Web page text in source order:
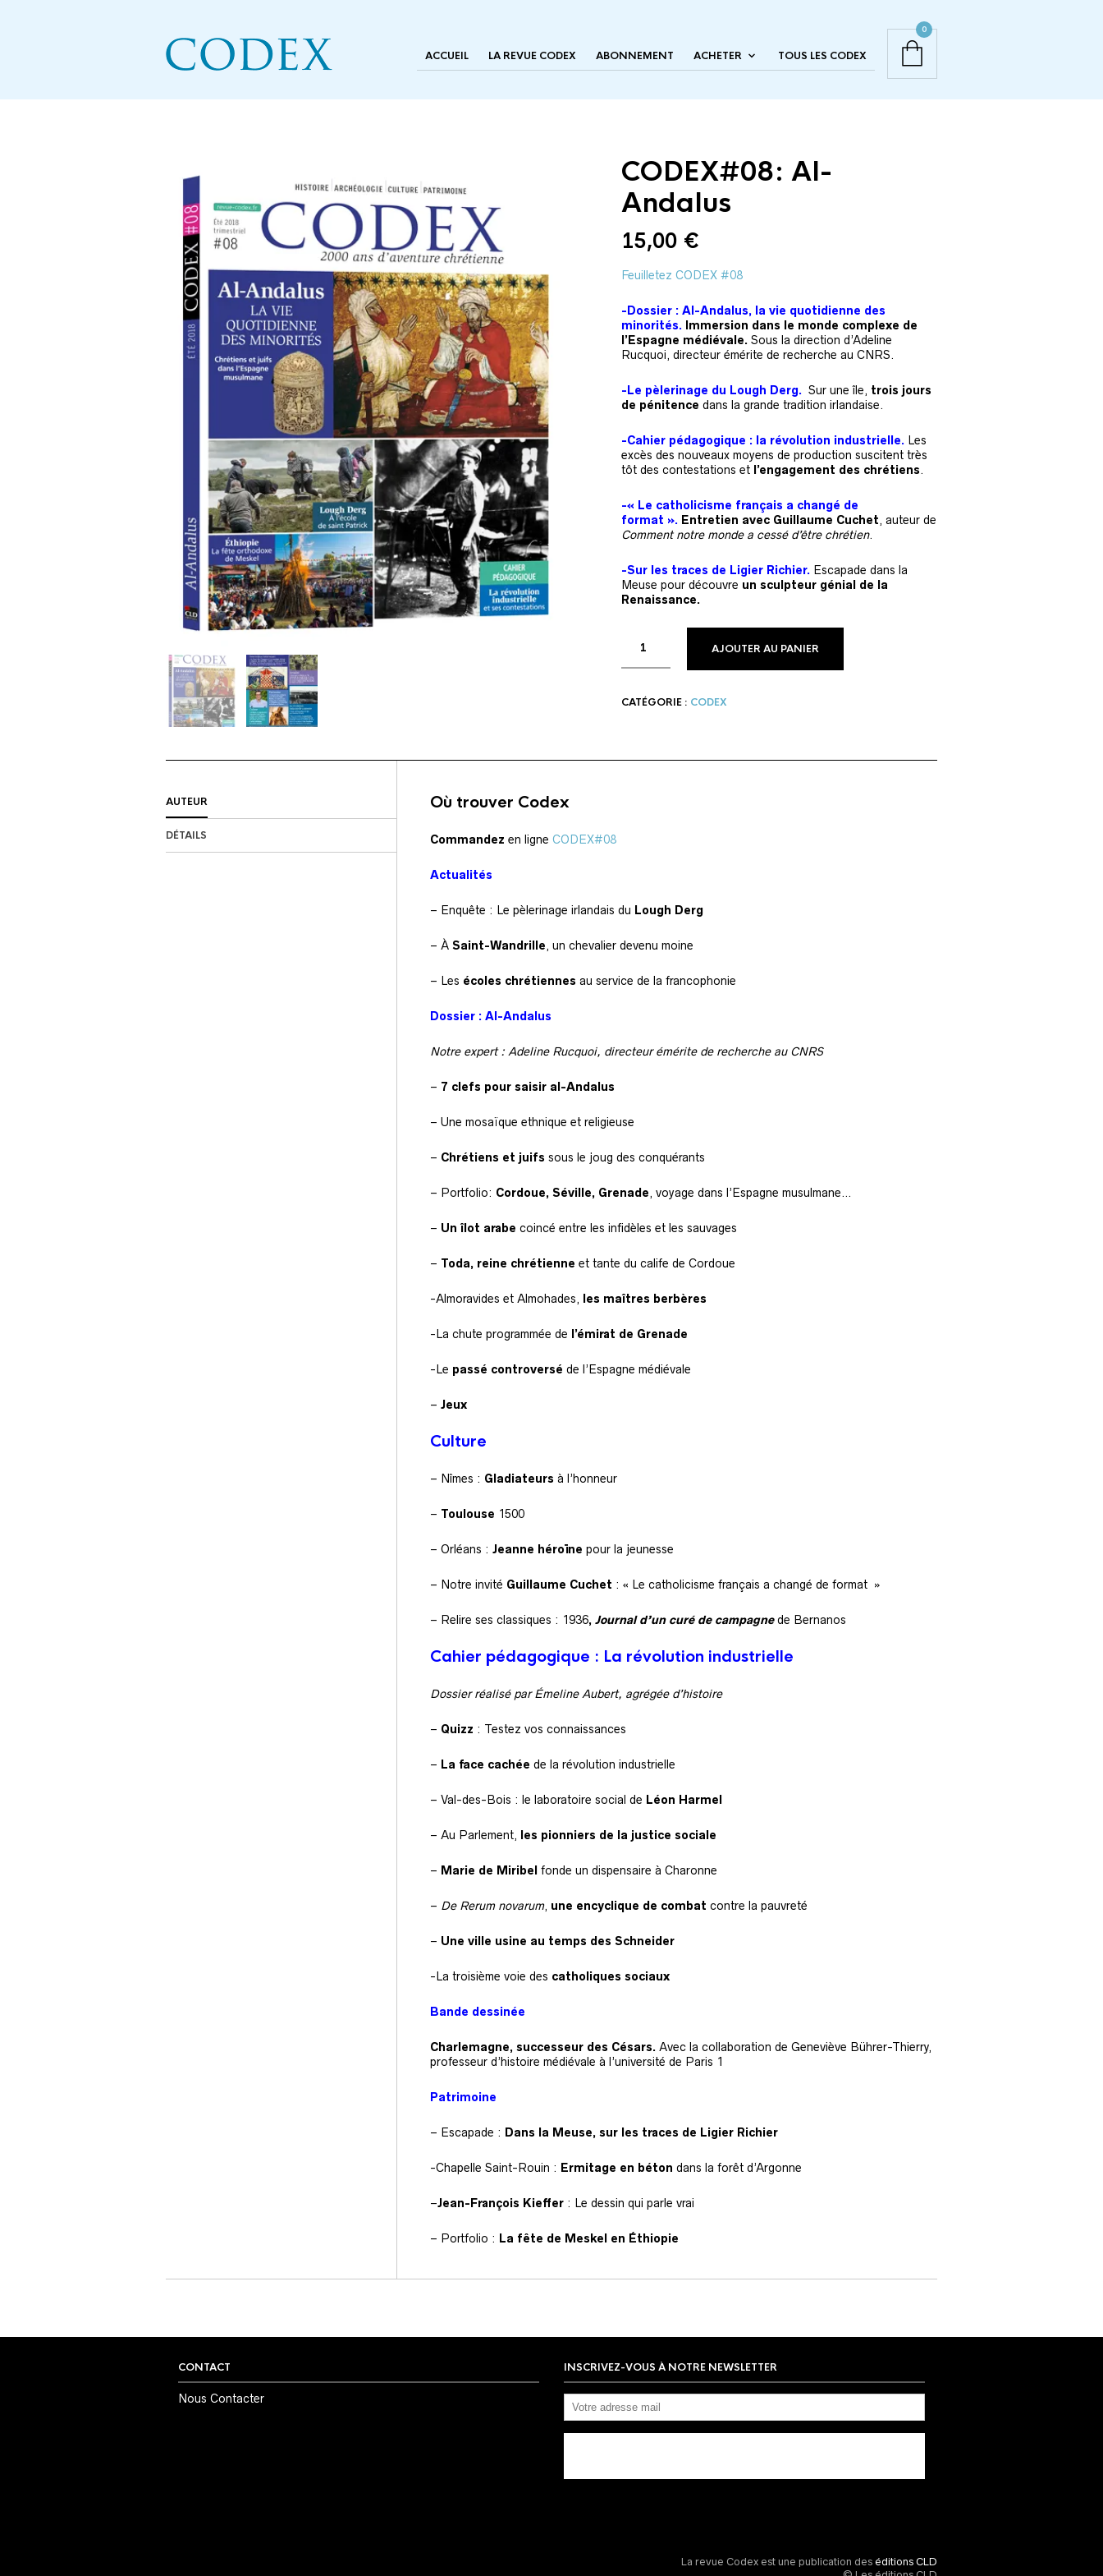
ACCUEIL LA REVUE CODEX ABONNEMENT ACHETER TOUS LES CODEX
0
CODEX#08: Al-
Andalus
15,00 €
Feuilletez CODEX #08
-Dossier : Al-Andalus, la vie quotidienne des
minorités. Immersion dans le monde complexe de
l’Espagne médiévale. Sous la direction d’Adeline
Rucquoi, directeur émérite de recherche au CNRS.
-Le pèlerinage du Lough Derg. Sur une île, trois jours
de pénitence dans la grande tradition irlandaise.
-Cahier pédagogique : la révolution industrielle. Les
excès des nouveaux moyens de production suscitent très
tôt des contestations et l’engagement des chrétiens.
-« Le catholicisme français a changé de
format ». Entretien avec Guillaume Cuchet, auteur de
Comment notre monde a cessé d’être chrétien.
-Sur les traces de Ligier Richier. Escapade dans la
Meuse pour découvre un sculpteur génial de la
Renaissance.
AJOUTER AU PANIER
CATÉGORIE : CODEX
AUTEUR
DÉTAILS
Où trouver Codex
Commandez en ligne CODEX#08
Actualités
– Enquête : Le pèlerinage irlandais du Lough Derg
– À Saint-Wandrille, un chevalier devenu moine
– Les écoles chrétiennes au service de la francophonie
Dossier : Al-Andalus
Notre expert : Adeline Rucquoi, directeur émérite de recherche au CNRS
– 7 clefs pour saisir al-Andalus
– Une mosaïque ethnique et religieuse
– Chrétiens et juifs sous le joug des conquérants
– Portfolio: Cordoue, Séville, Grenade, voyage dans l’Espagne musulmane…
– Un îlot arabe coincé entre les infidèles et les sauvages
– Toda, reine chrétienne et tante du calife de Cordoue
-Almoravides et Almohades, les maîtres berbères
-La chute programmée de l’émirat de Grenade
-Le passé controversé de l’Espagne médiévale
– Jeux
Culture
– Nîmes : Gladiateurs à l’honneur
– Toulouse 1500
– Orléans : Jeanne héroïne pour la jeunesse
– Notre invité Guillaume Cuchet : « Le catholicisme français a changé de format »
– Relire ses classiques : 1936, Journal d’un curé de campagnede Bernanos
Cahier pédagogique : La révolution industrielle
Dossier réalisé par Émeline Aubert, agrégée d’histoire
– Quizz : Testez vos connaissances
– La face cachée de la révolution industrielle
– Val-des-Bois : le laboratoire social de Léon Harmel
– Au Parlement, les pionniers de la justice sociale
– Marie de Miribel fonde un dispensaire à Charonne
– De Rerum novarum, une encyclique de combat contre la pauvreté
– Une ville usine au temps des Schneider
-La troisième voie des catholiques sociaux
Bande dessinée
Charlemagne, successeur des Césars. Avec la collaboration de Geneviève Bührer-Thierry,
professeur d’histoire médiévale à l’université de Paris 1
Patrimoine
– Escapade : Dans la Meuse, sur les traces de Ligier Richier
-Chapelle Saint-Rouin : Ermitage en béton dans la forêt d’Argonne
–Jean-François Kieffer : Le dessin qui parle vrai
– Portfolio : La fête de Meskel en Éthiopie
CONTACT
Nous Contacter
INSCRIVEZ-VOUS À NOTRE NEWSLETTER
La revue Codex est une publication des éditions CLD